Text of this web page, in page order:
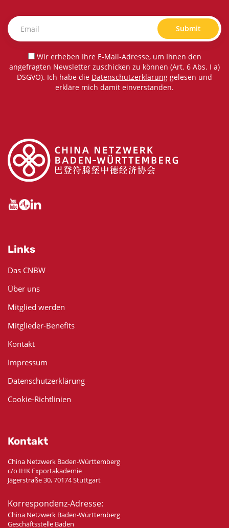
Submit
Wir erheben Ihre E-Mail-Adresse, um Ihnen den
angefragten Newsletter zuschicken zu können (Art. 6 Abs. I a)
DSGVO). Ich habe die Datenschutzerklärung gelesen und
erkläre mich damit einverstanden.
Links
Das CNBW
Über uns
Mitglied werden
Mitglieder-Benefits
Kontakt
Impressum
Datenschutzerklärung
Cookie-Richtlinien
Kontakt
China Netzwerk Baden-Württemberg
c/o IHK Exportakademie
Jägerstraße 30, 70174 Stuttgart
Korrespondenz-Adresse:
China Netzwerk Baden-Württemberg
Geschäftsstelle Baden